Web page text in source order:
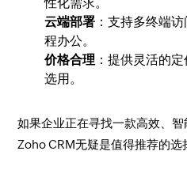
云端部署 ：支持多终端
程办公。
价格合理 ：提供灵活的
选用。
如果企业正在寻找一款高效、智
Zoho CRM无疑是值得推荐的选